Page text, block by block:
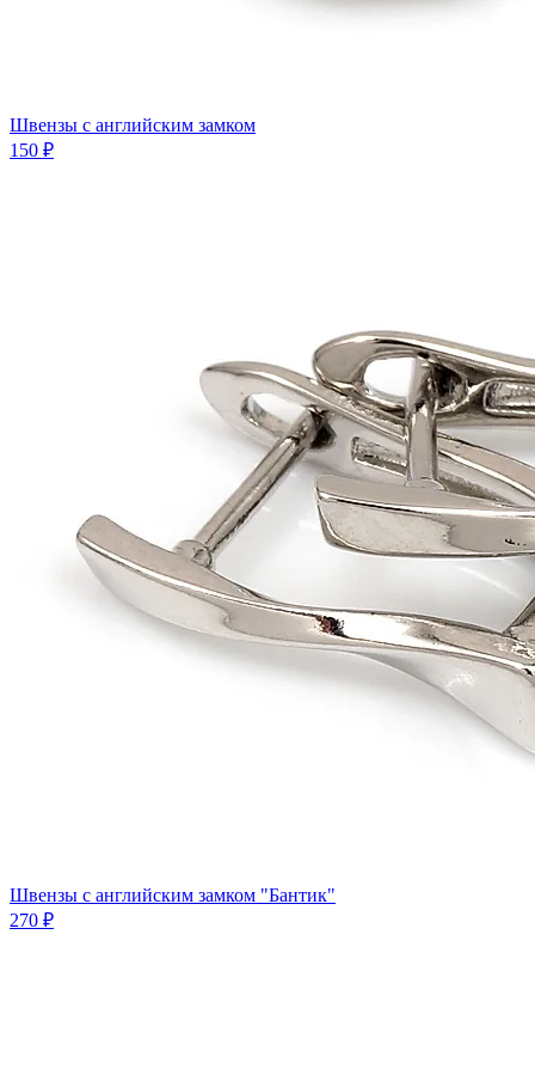
Швензы с английским замком
150 ₽
Швензы с английским замком "Бантик"
270 ₽